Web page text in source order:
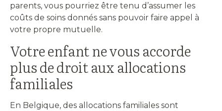
parents, vous pourriez être tenu d’assumer les
coûts de soins donnés sans pouvoir faire appel à
votre propre mutuelle.
Votre enfant ne vous accorde
plus de droit aux allocations
familiales
En Belgique, des allocations familiales sont